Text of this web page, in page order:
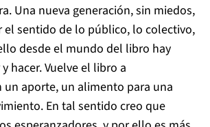
Una nueva generación, sin miedos,
el sentido de lo público, lo colectivo,
desde el mundo del libro hay
hacer. Vuelve el libro a
un aporte, un alimento para una
En tal sentido creo que